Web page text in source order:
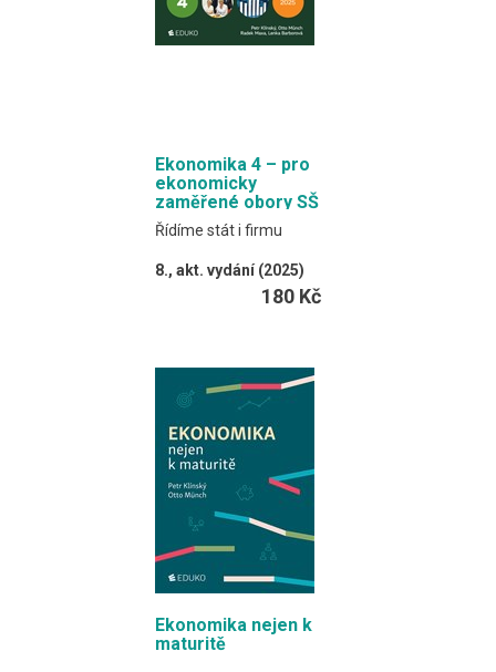
Ekonomika 4 – pro
ekonomicky
zaměřené obory SŠ
Řídíme stát i firmu
8., akt. vydání (2025)
mapy.
Formát EDUKO PC / 132
stran
180 Kč
Ekonomika nejen k
maturitě